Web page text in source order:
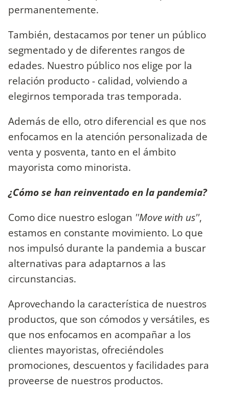
permanentemente.
También, destacamos por tener un público
segmentado y de diferentes rangos de
edades. Nuestro público nos elige por la
relación producto - calidad, volviendo a
elegirnos temporada tras temporada.
Además de ello, otro diferencial es que nos
enfocamos en la atención personalizada de
venta y posventa, tanto en el ámbito
mayorista como minorista.
¿Cómo se han reinventado en la pandemia?
Como dice nuestro eslogan ''Move with us'',
estamos en constante movimiento. Lo que
nos impulsó durante la pandemia a buscar
alternativas para adaptarnos a las
circunstancias.
Aprovechando la característica de nuestros
productos, que son cómodos y versátiles, es
que nos enfocamos en acompañar a los
clientes mayoristas, ofreciéndoles
promociones, descuentos y facilidades para
proveerse de nuestros productos.